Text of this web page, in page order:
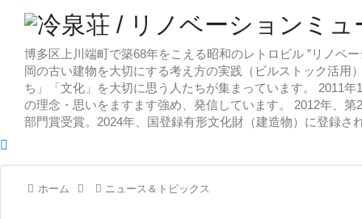
博多区上川端町で築68年をこえる昭和のレトロビル ”リノベ
岡の古い建物を大切にする考え方の実践（ビルストック活用
ち」「文化」を大切に思う人たちが集まっています。 2011
の理念・思いをますます強め、発信しています。 2012年、
部門賞受賞。2024年、国登録有形文化財（建造物）に登録さ
ホーム ニュース＆トピックス